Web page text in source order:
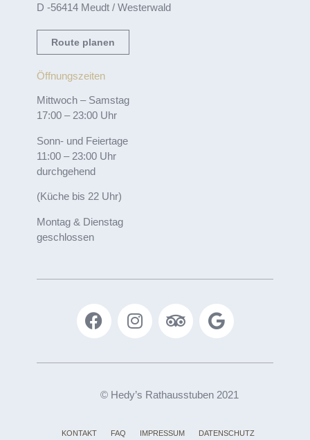
D -56414 Meudt / Westerwald
Route planen
Öffnungszeiten
Mittwoch – Samstag
17:00 – 23:00 Uhr
Sonn- und Feiertage
11:00 – 23:00 Uhr
durchgehend
(Küche bis 22 Uhr)
Montag & Dienstag
geschlossen
© Hedy’s Rathausstuben 2021
KONTAKT FAQ IMPRESSUM DATENSCHUTZ